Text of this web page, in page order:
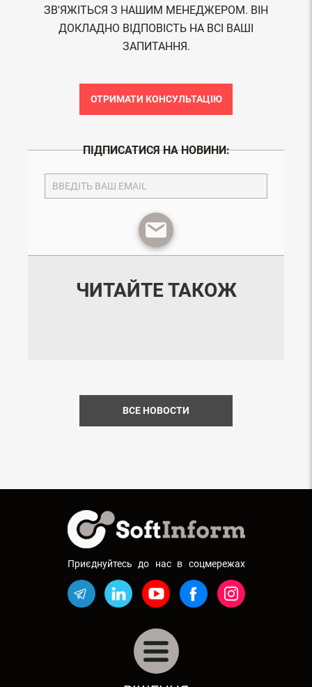
ЗВ'ЯЖІТЬСЯ З НАШИМ МЕНЕДЖЕРОМ. ВІН
ДОКЛАДНО ВІДПОВІСТЬ НА ВСІ ВАШІ
ЗАПИТАННЯ.
ОТРИМАТИ КОНСУЛЬТАЦІЮ
ПІДПИСАТИСЯ НА НОВИНИ:
ЧИТАЙТЕ ТАКОЖ
ВСЕ НОВОСТИ
Приєднуйтесь до нас в соцмережах